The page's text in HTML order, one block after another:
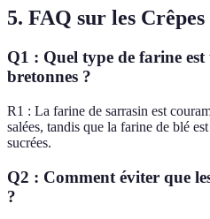
5. FAQ sur les
Q1 : Quel type de farine est
bretonnes ?
R1 : La farine de sarrasin est
salées, tandis que la farine de blé
sucrées.
Q2 : Comment éviter que
?